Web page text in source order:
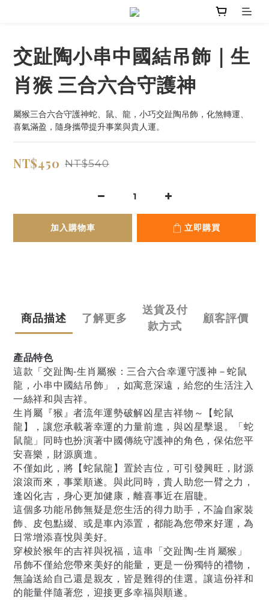
交趾陶小串中國結吊飾｜生
肖猴 三合六合守護神
屬猴三合六合守護神蛇、鼠、龍，小巧交趾陶吊飾，化煞轉運、
喜氣滿盈，隨身攜帶提升事業與貴人運。
NT$450 NT$540
加入購物車 立即購買
商品描述 了解更多
送貨及付
款方式
顧客評價
產品特色
這款「交趾陶-生肖屬猴：三合六合幸運守護神－蛇鼠
龍，小串中國結吊飾」，如寓意深遠，給您的生活注入
一絲祥和與吉祥。
生肖屬『猴』者流年運勢破解凶星吉祥物～【蛇鼠
龍】，讓您承載著幸運的力量前進，與凶星擊退。「蛇
鼠龍」同時也扮演著中國傳統守護神的角色，保佑您平
安喜樂，財源廣進。
不僅如此，將【蛇鼠龍】置於吉位，可引發興旺，財源
滾滾而來，事業順遂。與此同時，貴人助您一臂之力，
逢凶化吉，身心更加健康，離喜事近在眉睫。
這個多功能吊飾無疑是您生活的得力助手，不論自家裝
飾、皮包點綴、或是車內添置，都能為您帶來好運，為
日常增添喜悅與美好。
穿梭於猴年的吉祥與祝福，這串「交趾陶-生肖屬猴」
吊飾不僅給您帶來美好的能量，更是一份獨特的禮物，
無論送給自己還是親友，皆是難得的佳選。讓這份祥和
的能量伴隨著您，迎接更多幸福與順遂。